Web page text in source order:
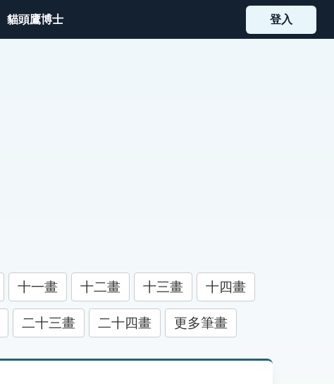
貓頭鷹博士 登入
十一畫 十二畫 十三畫 十四畫
二十三畫 二十四畫 更多筆畫